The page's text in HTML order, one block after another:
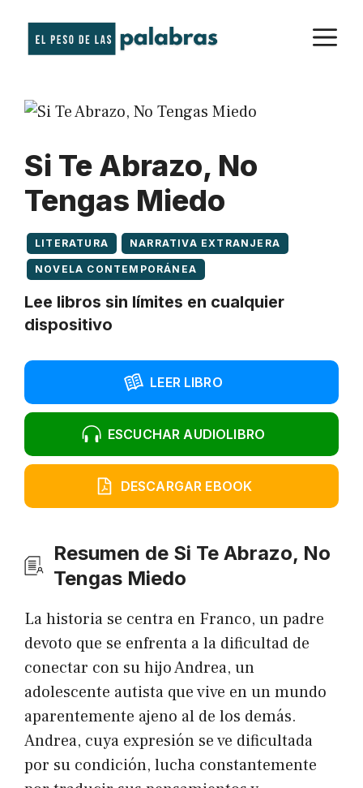
contenido
Si Te Abrazo, No
Tengas Miedo
LITERATURA NARRATIVA EXTRANJERA
NOVELA CONTEMPORÁNEA
Lee libros sin límites en cualquier
dispositivo
LEER LIBRO
ESCUCHAR AUDIOLIBRO
DESCARGAR EBOOK
Resumen de Si Te Abrazo, No
Tengas Miedo
La historia se centra en Franco, un padre
devoto que se enfrenta a la dificultad de
conectar con su hijo Andrea, un
adolescente autista que vive en un mundo
aparentemente ajeno al de los demás.
Andrea, cuya expresión se ve dificultada
por su condición, lucha constantemente